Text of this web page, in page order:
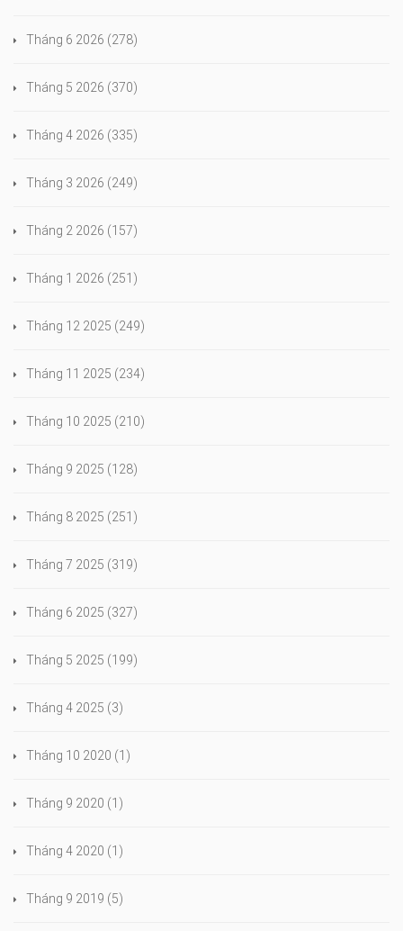
Tháng 6 2026 (278)
Tháng 5 2026 (370)
Tháng 4 2026 (335)
Tháng 3 2026 (249)
Tháng 2 2026 (157)
Tháng 1 2026 (251)
Tháng 12 2025 (249)
Tháng 11 2025 (234)
Tháng 10 2025 (210)
Tháng 9 2025 (128)
Tháng 8 2025 (251)
Tháng 7 2025 (319)
Tháng 6 2025 (327)
Tháng 5 2025 (199)
Tháng 4 2025 (3)
Tháng 10 2020 (1)
Tháng 9 2020 (1)
Tháng 4 2020 (1)
Tháng 9 2019 (5)